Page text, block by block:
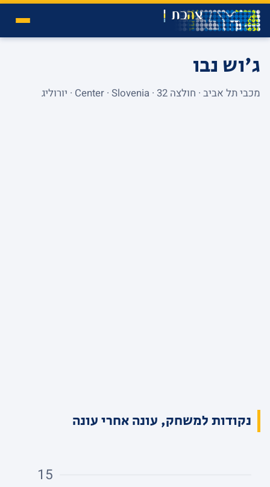
ג'וש נבו
מכבי תל אביב · חולצה 32 · Center · Slovenia · יורוליג
נקודות למשחק, עונה אחרי עונה
15